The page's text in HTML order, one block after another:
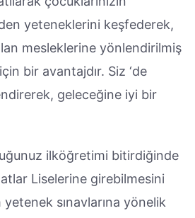
yeteneklerini keşfederek,
mesleklerine yönlendirilmiş
bir avantajdır. Siz ‘de
geleceğine iyi bir
ilköğretimi bitirdiğinde
Liselerine girebilmesini
sınavlarına yönelik